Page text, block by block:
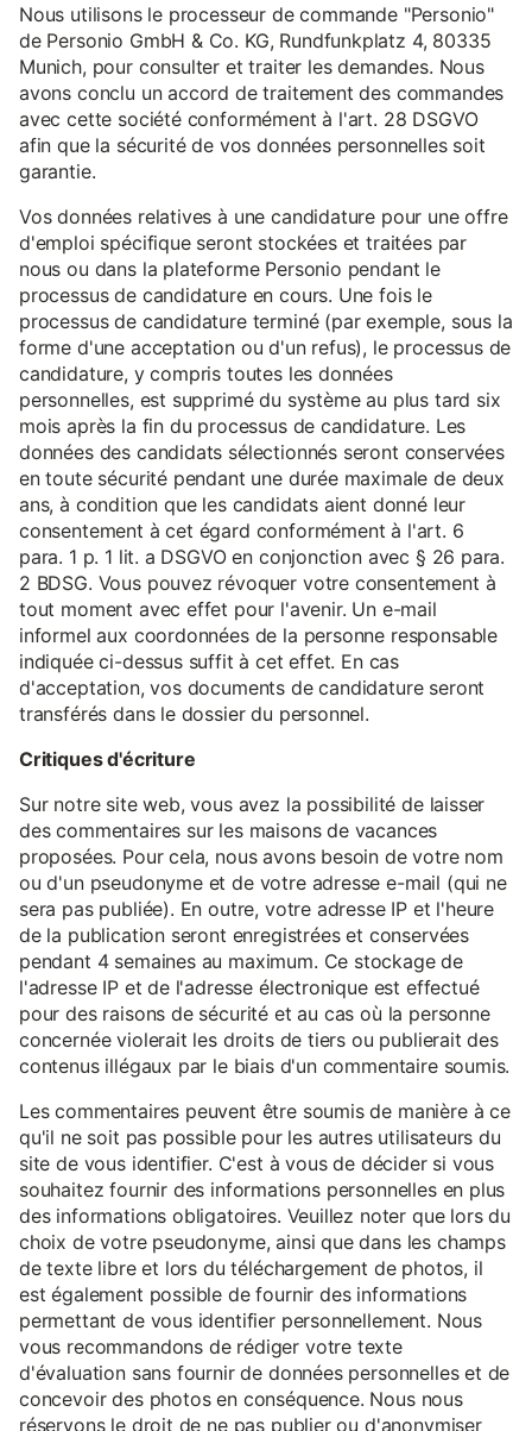
Nous utilisons le processeur de commande "Personio"
de Personio GmbH & Co. KG, Rundfunkplatz 4, 80335
Munich, pour consulter et traiter les demandes. Nous
avons conclu un accord de traitement des commandes
avec cette société conformément à l'art. 28 DSGVO
afin que la sécurité de vos données personnelles soit
garantie.
Vos données relatives à une candidature pour une offre
d'emploi spécifique seront stockées et traitées par
nous ou dans la plateforme Personio pendant le
processus de candidature en cours. Une fois le
processus de candidature terminé (par exemple, sous la
forme d'une acceptation ou d'un refus), le processus de
candidature, y compris toutes les données
personnelles, est supprimé du système au plus tard six
mois après la fin du processus de candidature. Les
données des candidats sélectionnés seront conservées
en toute sécurité pendant une durée maximale de deux
ans, à condition que les candidats aient donné leur
consentement à cet égard conformément à l'art. 6
para. 1 p. 1 lit. a DSGVO en conjonction avec § 26 para.
2 BDSG. Vous pouvez révoquer votre consentement à
tout moment avec effet pour l'avenir. Un e-mail
informel aux coordonnées de la personne responsable
indiquée ci-dessus suffit à cet effet. En cas
d'acceptation, vos documents de candidature seront
transférés dans le dossier du personnel.
Critiques d'écriture
Sur notre site web, vous avez la possibilité de laisser
des commentaires sur les maisons de vacances
proposées. Pour cela, nous avons besoin de votre nom
ou d'un pseudonyme et de votre adresse e-mail (qui ne
sera pas publiée). En outre, votre adresse IP et l'heure
de la publication seront enregistrées et conservées
pendant 4 semaines au maximum. Ce stockage de
l'adresse IP et de l'adresse électronique est effectué
pour des raisons de sécurité et au cas où la personne
concernée violerait les droits de tiers ou publierait des
contenus illégaux par le biais d'un commentaire soumis.
Les commentaires peuvent être soumis de manière à ce
qu'il ne soit pas possible pour les autres utilisateurs du
site de vous identifier. C'est à vous de décider si vous
souhaitez fournir des informations personnelles en plus
des informations obligatoires. Veuillez noter que lors du
choix de votre pseudonyme, ainsi que dans les champs
de texte libre et lors du téléchargement de photos, il
est également possible de fournir des informations
permettant de vous identifier personnellement. Nous
vous recommandons de rédiger votre texte
d'évaluation sans fournir de données personnelles et de
concevoir des photos en conséquence. Nous nous
réservons le droit de ne pas publier ou d'anonymiser